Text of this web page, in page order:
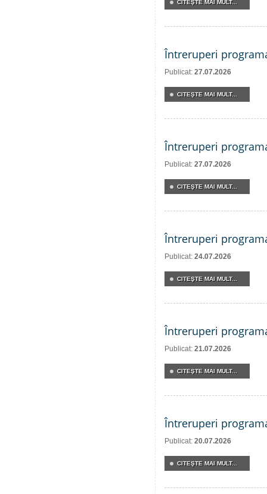
CITEŞTE MAI MULT...
Întreruperi
Publicat: 27.07.2026
CITEŞTE MAI MULT...
Întreruperi
Publicat: 27.07.2026
CITEŞTE MAI MULT...
Întreruperi
Publicat: 24.07.2026
CITEŞTE MAI MULT...
Întreruperi
Publicat: 21.07.2026
CITEŞTE MAI MULT...
Întreruperi
Publicat: 20.07.2026
CITEŞTE MAI MULT...